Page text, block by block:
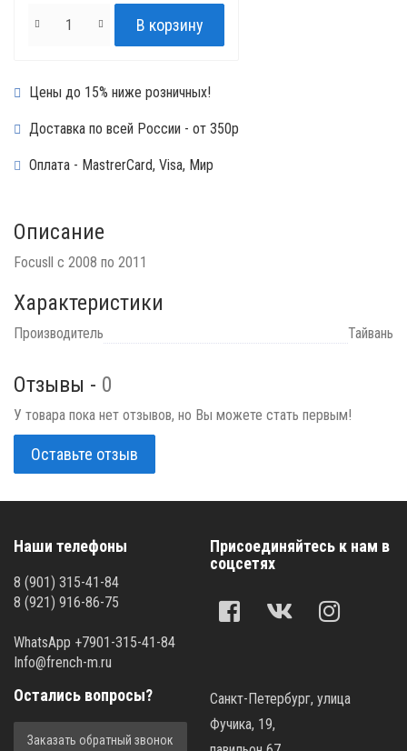
Цены до 15% ниже розничных!
Доставка по всей России - от 350р
Оплата - MastrerCard, Visa, Мир
Описание
Focusll c 2008 по 2011
Характеристики
Производитель Тайвань
Отзывы - 0
У товара пока нет отзывов, но Вы можете стать первым!
Оставьте отзыв
Наши телефоны
8 (901) 315-41-84
8 (921) 916-86-75
WhatsApp +7901-315-41-84
Info@french-m.ru
Присоединяйтесь к нам в
соцсетях
Остались вопросы?
Заказать обратный звонок
Санкт-Петербург, улица
Фучика, 19,